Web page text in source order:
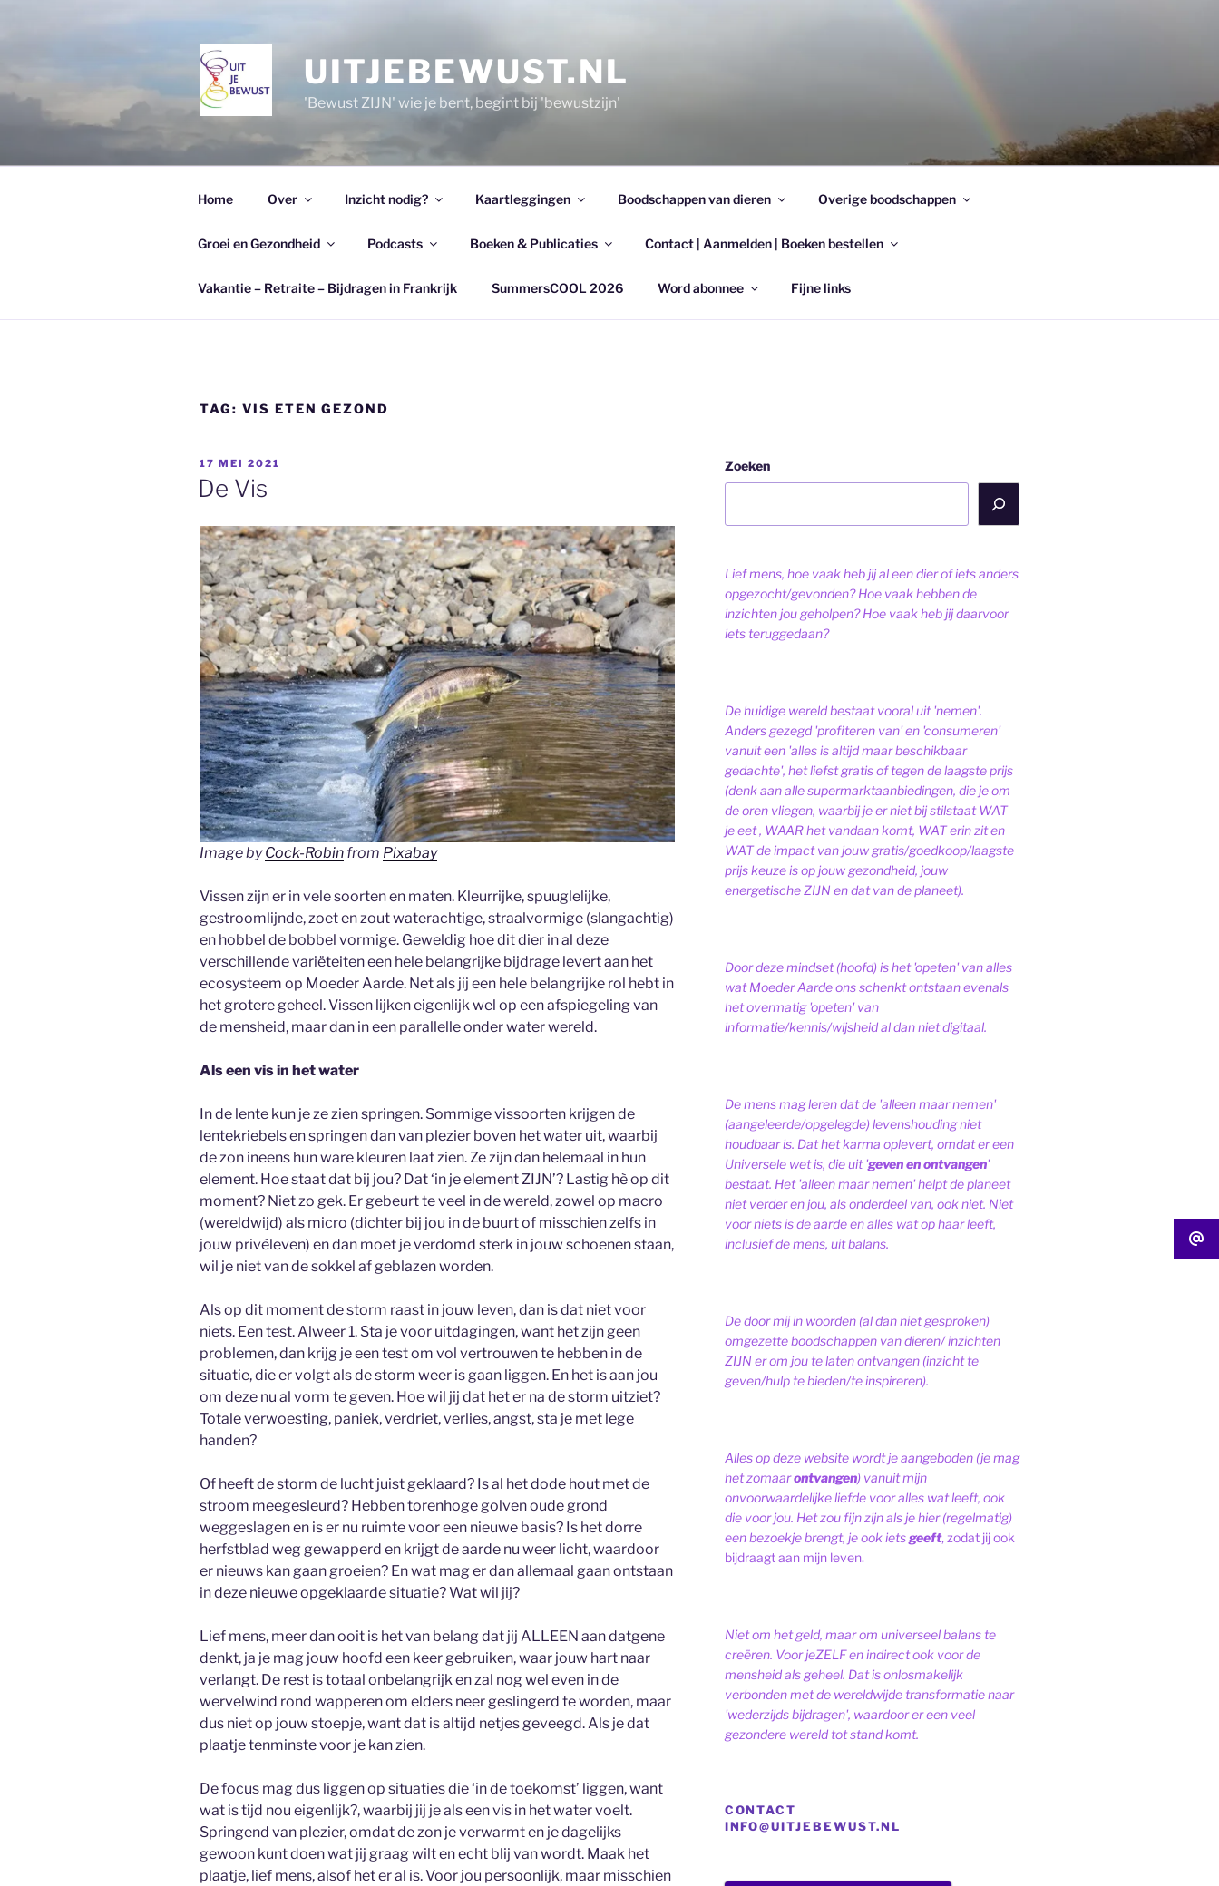
UITJEBEWUST.NL
'Bewust ZIJN' wie je bent, begint bij 'bewustzijn'
Home Over Inzicht nodig? Kaartleggingen Boodschappen van dieren Overige boodschappen
Groei en Gezondheid Podcasts Boeken & Publicaties Contact | Aanmelden | Boeken bestellen
Vakantie – Retraite – Bijdragen in Frankrijk SummersCOOL 2026 Word abonnee Fijne links
TAG: VIS ETEN GEZOND
GEPLAATST
OP
17 MEI 2021
De Vis
Image byCock-Robin from Pixabay
Vissen zijn er in vele soorten en maten. Kleurrijke, spuuglelijke,
gestroomlijnde, zoet en zout waterachtige, straalvormige (slangachtig)
en hobbel de bobbel vormige. Geweldig hoe dit dier in al deze
verschillende variëteiten een hele belangrijke bijdrage levert aan het
ecosysteem op Moeder Aarde. Net als jij een hele belangrijke rol hebt in
het grotere geheel. Vissen lijken eigenlijk wel op een afspiegeling van
de mensheid, maar dan in een parallelle onder water wereld.
Als een vis in het water
In de lente kun je ze zien springen. Sommige vissoorten krijgen de
lentekriebels en springen dan van plezier boven het water uit, waarbij
de zon ineens hun ware kleuren laat zien. Ze zijn dan helemaal in hun
element. Hoe staat dat bij jou? Dat ‘in je element ZIJN’? Lastig hè op dit
moment? Niet zo gek. Er gebeurt te veel in de wereld, zowel op macro
(wereldwijd) als micro (dichter bij jou in de buurt of misschien zelfs in
jouw privéleven) en dan moet je verdomd sterk in jouw schoenen staan,
wil je niet van de sokkel af geblazen worden.
Als op dit moment de storm raast in jouw leven, dan is dat niet voor
niets. Een test. Alweer 1. Sta je voor uitdagingen, want het zijn geen
problemen, dan krijg je een test om vol vertrouwen te hebben in de
situatie, die er volgt als de storm weer is gaan liggen. En het is aan jou
om deze nu al vorm te geven. Hoe wil jij dat het er na de storm uitziet?
Totale verwoesting, paniek, verdriet, verlies, angst, sta je met lege
handen?
Of heeft de storm de lucht juist geklaard? Is al het dode hout met de
stroom meegesleurd? Hebben torenhoge golven oude grond
weggeslagen en is er nu ruimte voor een nieuwe basis? Is het dorre
herfstblad weg gewapperd en krijgt de aarde nu weer licht, waardoor
er nieuws kan gaan groeien? En wat mag er dan allemaal gaan ontstaan
in deze nieuwe opgeklaarde situatie? Wat wil jij?
Lief mens, meer dan ooit is het van belang dat jij ALLEEN aan datgene
denkt, ja je mag jouw hoofd een keer gebruiken, waar jouw hart naar
verlangt. De rest is totaal onbelangrijk en zal nog wel even in de
wervelwind rond wapperen om elders neer geslingerd te worden, maar
dus niet op jouw stoepje, want dat is altijd netjes geveegd. Als je dat
plaatje tenminste voor je kan zien.
De focus mag dus liggen op situaties die ‘in de toekomst’ liggen, want
wat is tijd nou eigenlijk?, waarbij jij je als een vis in het water voelt.
Springend van plezier, omdat de zon je verwarmt en je dagelijks
gewoon kunt doen wat jij graag wilt en echt blij van wordt. Maak het
plaatje, lief mens, alsof het er al is. Voor jou persoonlijk, maar misschien
Zoeken
Lief mens, hoe vaak heb jij al een dier of iets anders
opgezocht/gevonden? Hoe vaak hebben de
inzichten jou geholpen? Hoe vaak heb jij daarvoor
iets teruggedaan?
De huidige wereld bestaat vooral uit 'nemen'.
Anders gezegd 'profiteren van' en 'consumeren'
vanuit een 'alles is altijd maar beschikbaar
gedachte', het liefst gratis of tegen de laagste prijs
(denk aan alle supermarktaanbiedingen, die je om
de oren vliegen, waarbij je er niet bij stilstaat WAT
je eet , WAAR het vandaan komt, WAT erin zit en
WAT de impact van jouw gratis/goedkoop/laagste
prijs keuze is op jouw gezondheid, jouw
energetische ZIJN en dat van de planeet).
Door deze mindset (hoofd) is het 'opeten' van alles
wat Moeder Aarde ons schenkt ontstaan evenals
het overmatig 'opeten' van
informatie/kennis/wijsheid al dan niet digitaal.
De mens mag leren dat de 'alleen maar nemen'
(aangeleerde/opgelegde) levenshouding niet
houdbaar is. Dat het karma oplevert, omdat er een
Universele wet is, die uit 'geven en ontvangen'
bestaat. Het 'alleen maar nemen' helpt de planeet
niet verder en jou, als onderdeel van, ook niet. Niet
voor niets is de aarde en alles wat op haar leeft,
inclusief de mens, uit balans.
De door mij in woorden (al dan niet gesproken)
omgezette boodschappen van dieren/ inzichten
ZIJN er om jou te laten ontvangen (inzicht te
geven/hulp te bieden/te inspireren).
Alles op deze website wordt je aangeboden (je mag
het zomaarontvangen) vanuit mijn
onvoorwaardelijke liefde voor alles wat leeft, ook
die voor jou. Het zou fijn zijn als je hier (regelmatig)
een bezoekje brengt, je ook ietsgeeft, zodat jij ook
bijdraagt aan mijn leven.
Niet om het geld, maar om universeel balans te
creëren. Voor jeZELF en indirect ook voor de
mensheid als geheel. Dat is onlosmakelijk
verbonden met de wereldwijde transformatie naar
'wederzijds bijdragen', waardoor er een veel
gezondere wereld tot stand komt.
CONTACT
INFO@UITJEBEWUST.NL